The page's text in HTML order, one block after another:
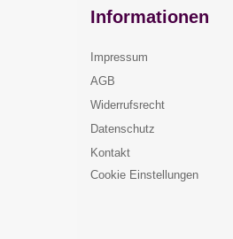
Informationen
Impressum
AGB
Widerrufsrecht
Datenschutz
Kontakt
Cookie Einstellungen